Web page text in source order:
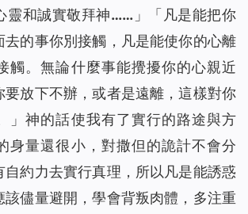
靈和誠實敬拜神……」
「凡是能把你
去的事你別接觸，凡是能使你的心離
觸。無論什麼事能攪擾你的心親近
要放下不辦，或者是遠離，這樣對你
」神的話使我有了實行的路途與方
身量還很小，對撒但的詭計不會分
自約力去實行真理，所以凡是能誘惑
該儘量避開，學會背叛肉體，多注重